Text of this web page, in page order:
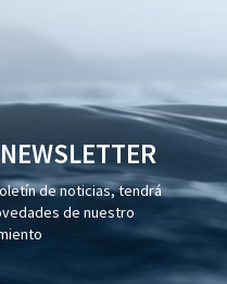
de noticias, tendrá
de nuestro